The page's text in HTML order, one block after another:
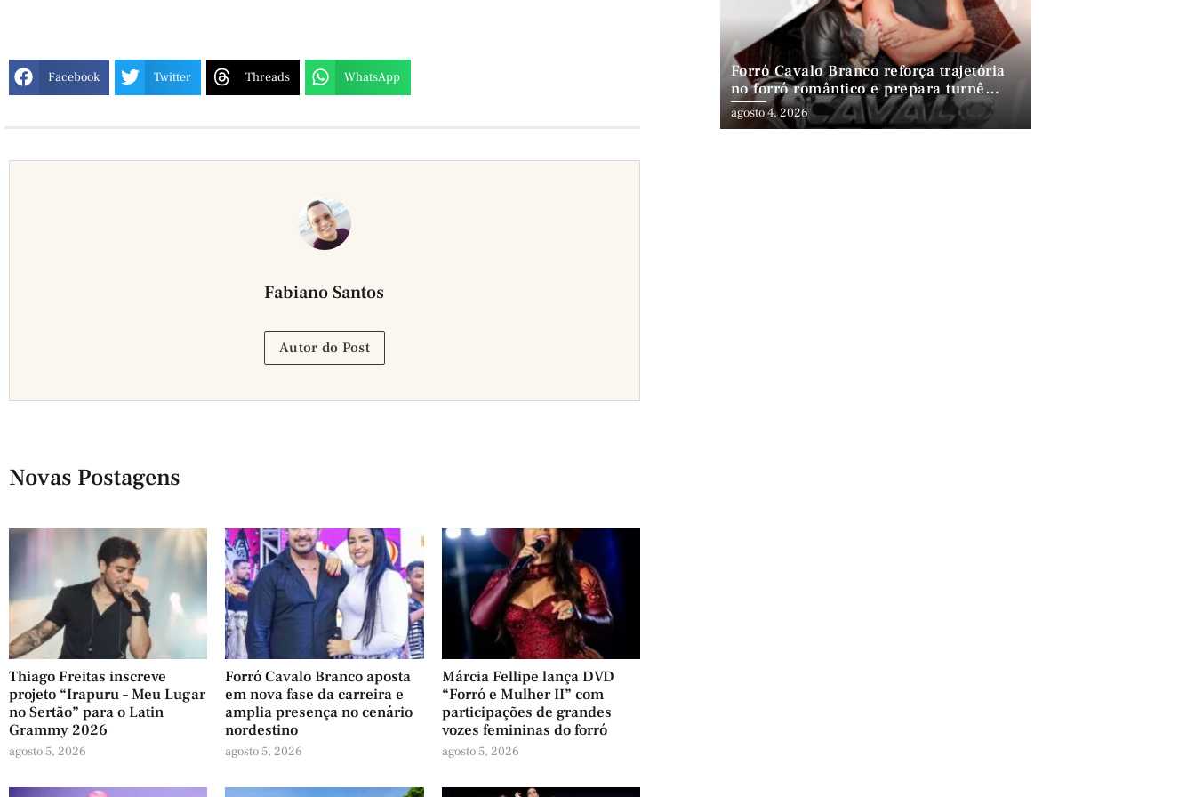
Facebook Twitter Threads WhatsApp
Fabiano Santos
Autor do Post
Novas Postagens
Thiago Freitas inscreve
projeto “Irapuru – Meu Lugar
no Sertão” para o Latin
Grammy 2026
agosto 5, 2026
Forró Cavalo Branco aposta
em nova fase da carreira e
amplia presença no cenário
nordestino
agosto 5, 2026
Márcia Fellipe lança DVD
“Forró e Mulher II” com
participações de grandes
vozes femininas do forró
agosto 5, 2026
Forró Cavalo Branco reforça trajetória
no forró romântico e prepara turnê
especial por Fortaleza
agosto 4, 2026